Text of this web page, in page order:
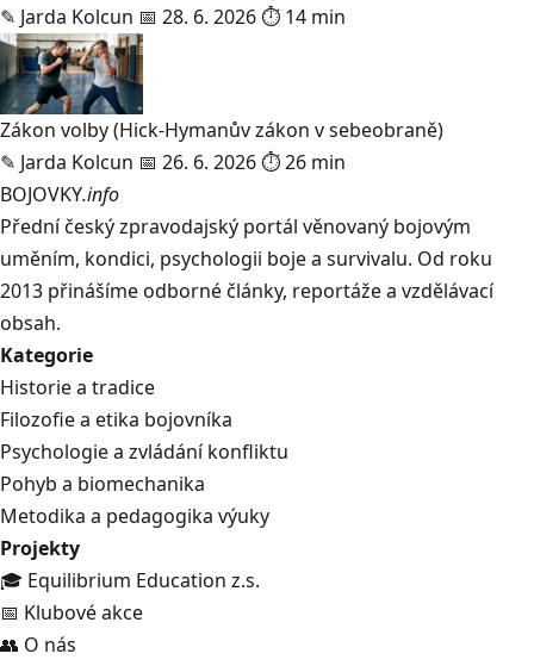
✎ Jarda Kolcun 📅 28. 6. 2026⏱ 14 min
Zákon volby (Hick-Hymanův zákon v sebeobraně)
✎ Jarda Kolcun 📅 26. 6. 2026⏱ 26 min
BOJOVKY.info
Přední český zpravodajský portál věnovaný bojovým
uměním, kondici, psychologii boje a survivalu. Od roku
2013 přinášíme odborné články, reportáže a vzdělávací
obsah.
Kategorie
Historie a tradice
Filozofie a etika bojovníka
Psychologie a zvládání konfliktu
Pohyb a biomechanika
Metodika a pedagogika výuky
Projekty
🎓 Equilibrium Education z.s.
📅 Klubové akce
👥 O nás